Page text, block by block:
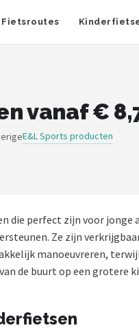
Fietsroutes
vanaf €
E&L Sports producten
die perfect zijn voor
Ze zijn
manoeuvreren,
de buurt op een grotere